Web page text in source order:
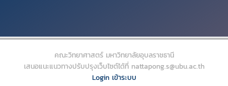
Stay Connected ติดต่อ
85 ถ.สถลมาร์ค
ตำบลเมืองศรีไค
คณะวิทยาศาสตร์ มหาวิทยาลัยอุบลราชธานี
เสนอแนะแนวทางปรับปรุงเว็บไซต์ได้ที่ nattapong.s@ubu.ac.th
Login เข้าระบบ